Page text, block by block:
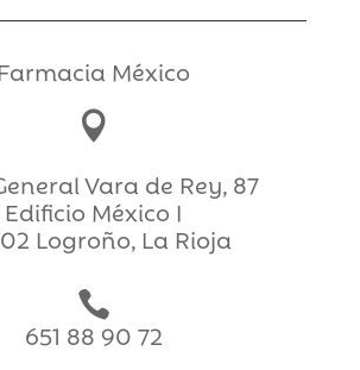
México

Vara de Rey, 87
Edificio México I
Logroño, La Rioja

651 88 90 72